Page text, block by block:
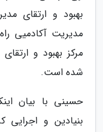
بهبود و ارتقای
مدیریت آکادمیی
مرکز بهبود و
شده است.
حسینی با بیان
بنیادین و